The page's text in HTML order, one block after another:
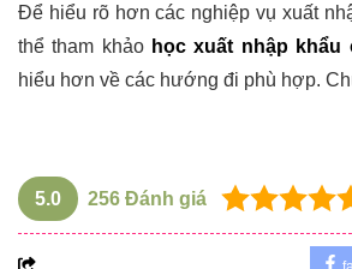
Để hiểu rõ hơn các nghiệp vụ xuất
thể tham khảo học xuất nhập khẩu
hiểu hơn về các hướng đi phù hợp.
5.0 256 Đánh giá